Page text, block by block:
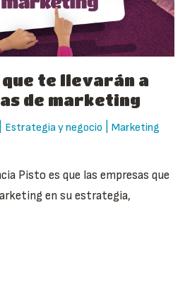
te llevarán a
de marketing
Estrategia y negocio
Marketing
Pisto es que las empresas que
en su estrategia,